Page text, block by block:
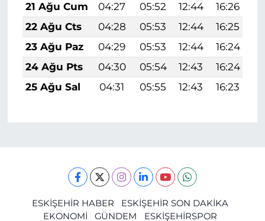
21 Ağu Cum
04:27 05:52 12:44 16:26
22 Ağu Cts
04:28 05:53 12:44 16:25
23 Ağu Paz
04:29 05:53 12:44 16:24
24 Ağu Pts
04:30 05:54 12:43 16:24
25 Ağu Sal
04:31 05:55 12:43 16:23
ESKİŞEHİR HABER
ESKİŞEHİR SON DAKİKA
EKONOMİ
GÜNDEM ESKİŞEHİRSPOR